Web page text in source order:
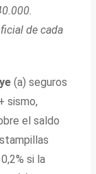
de cada
(a) seguros
sismo,
el saldo
si la